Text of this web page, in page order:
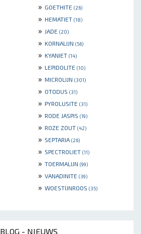
» GOETHITE (26)
» HEMATIET (18)
» JADE (20)
» KORNALIJN (56)
» KYANIET (14)
» LEPIDOLITE (10)
» MICROLIJN (301)
» OTODUS (31)
» PYROLUSITE (31)
» RODE JASPIS (19)
» ROZE ZOUT (42)
» SEPTARIA (26)
» SPECTROLIET (11)
» TOERMALIJN (99)
» VANADINITE (39)
» WOESTIJNROOS (35)
BLOG - NIEUWS